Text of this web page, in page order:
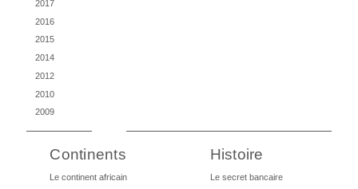
2017
2016
2015
2014
2012
2010
2009
Continents
Le continent africain
Histoire
Le secret bancaire